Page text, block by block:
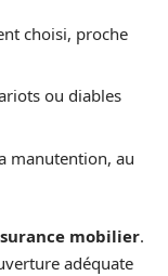
choisi, proche
ou diables
manutention, au
mobilier.
adéquate